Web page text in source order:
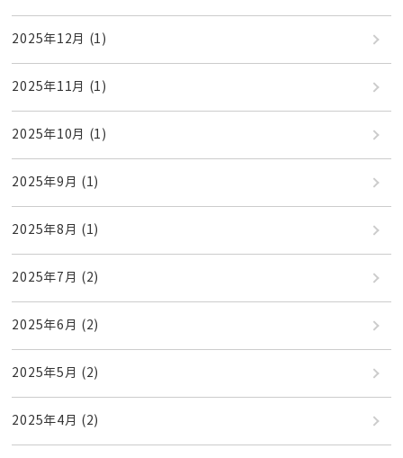
2025年12月 (1)
2025年11月 (1)
2025年10月 (1)
2025年9月 (1)
2025年8月 (1)
2025年7月 (2)
2025年6月 (2)
2025年5月 (2)
2025年4月 (2)